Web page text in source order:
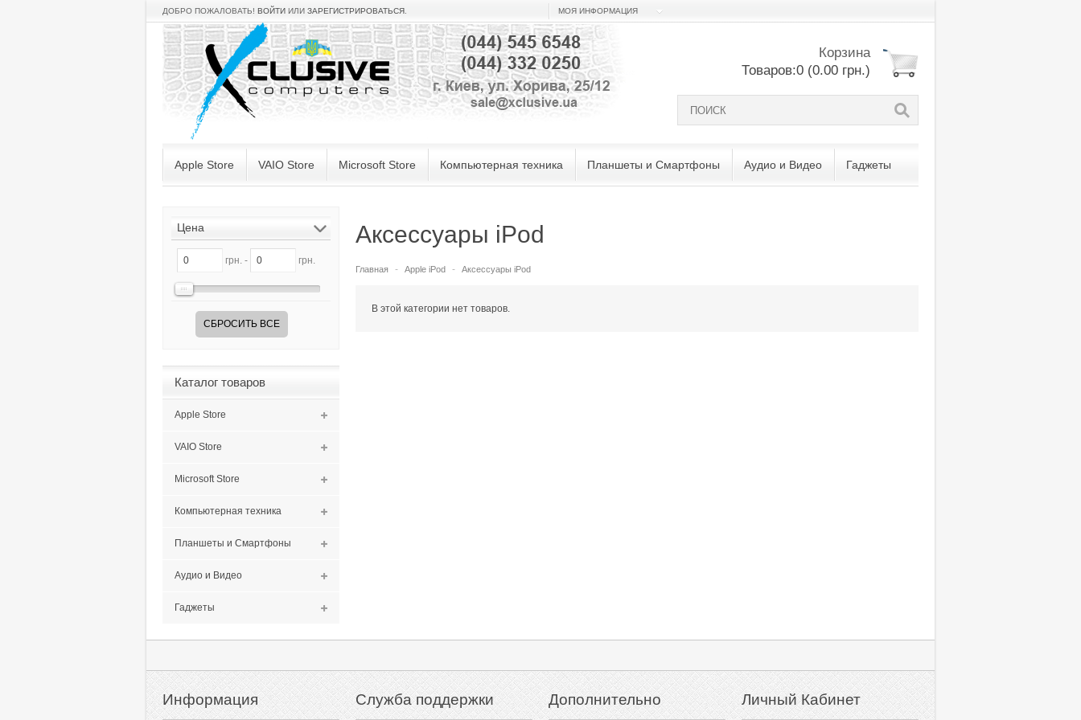
ДОБРО ПОЖАЛОВАТЬ! ВОЙТИ ИЛИ ЗАРЕГИСТРИРОВАТЬСЯ МОЯ ИНФОРМАЦИЯ
Корзина
Товаров:0 (0.00 грн.)
Apple Store VAIO Store Microsoft Store Компьютерная техника Планшеты и Смартфоны Аудио и Видео Гаджеты
Цена
грн. - грн.
СБРОСИТЬ ВСЕ
Каталог товаров
Apple Store
VAIO Store
Microsoft Store
Компьютерная техника
Планшеты и Смартфоны
Аудио и Видео
Гаджеты
Аксессуары iPod
Главная Apple iPod Аксессуары iPod
В этой категории нет товаров.
Информация Служба поддержки Дополнительно Личный Кабинет